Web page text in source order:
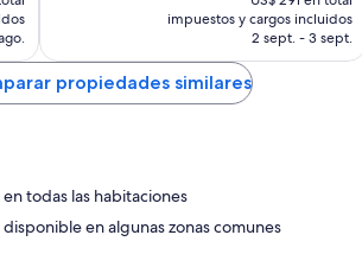
actual
es
de
impuestos y cargos incluidos
2 sept. - 3 sept.
propiedades similares
todas las habitaciones
en algunas zonas comunes